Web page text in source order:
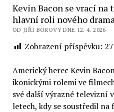
Kevin Bacon se vrací
hlavní roli nového
OD JIŘÍ BOROVÝ DNE 12. 4. 2026
Zobrazení příspěvku: 27
Americký herec Kevin
ikonickými rolemi ve
své další výrazné televizní
letech, kdy se soustředil